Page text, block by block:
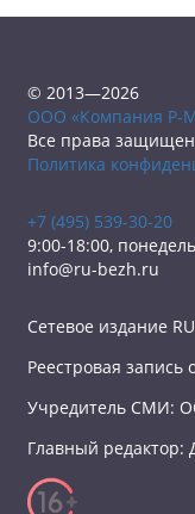
© 2013—2026
ООО «Компания Р-
Все права
Политика
+7 (495) 539-30-20
9:00-18:00,
info@ru-bezh.ru
Сетевое издание
Реестровая
Учредитель СМИ:
Главный редактор: